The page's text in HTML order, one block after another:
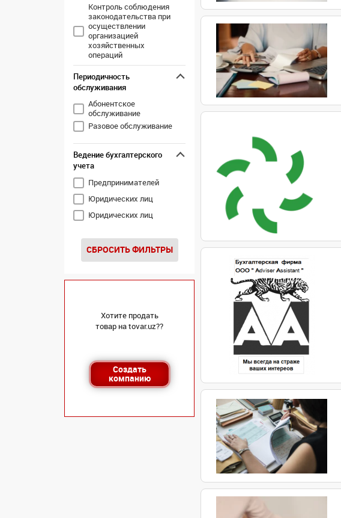
Контроль соблюдения
законодательства при
осуществлении
организацией
хозяйственных
операций
Оптимизация
налогового учета
Подготовка налоговой
отчетности
Подготовка налоговых
деклараций для
иностранных
юридических и
физических лиц
Представление
интересов в налоговой
службе
Расчет заработной
платы
налоговой службы
Периодичность
обслуживания
Абонентское
обслуживание
Разовое обслуживание
Ведение бухгалтерского
учета
Предпринимателей
Юридических лиц
Юридических лиц
СБРОСИТЬ ФИЛЬТРЫ
Хотите продать
товар на tovar.uz??
Создать
компанию